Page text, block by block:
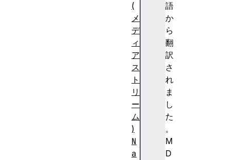
語
か
ら
翻
訳
さ
れ
ま
し
た
。
M
D
(
メ
デ
ィ
ア
ス
ト
リ
ー
ム
)
N
a